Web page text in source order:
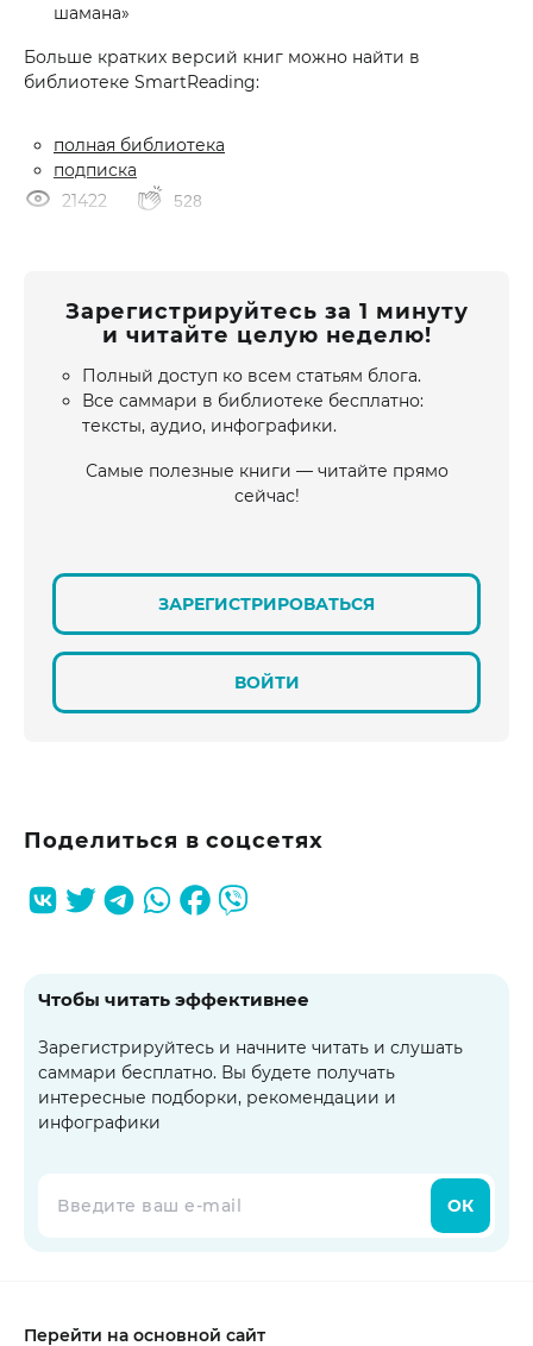
шамана»
Больше кратких версий книг можно найти в
библиотеке SmartReading:
полная библиотека
подписка
21422
528
Зарегистрируйтесь за 1 минуту
и читайте целую неделю!
Полный доступ ко всем статьям блога.
Все саммари в библиотеке бесплатно:
тексты, аудио, инфографики.
Самые полезные книги — читайте прямо
сейчас!
ЗАРЕГИСТРИРОВАТЬСЯ
ВОЙТИ
Поделиться в соцсетях
Чтобы читать эффективнее
Зарегистрируйтесь и начните читать и слушать
саммари бесплатно. Вы будете получать
интересные подборки, рекомендации и
инфографики
ОК
Перейти на основной сайт